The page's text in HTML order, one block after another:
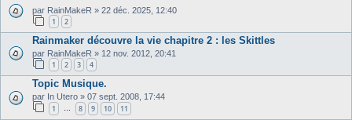
par RainMakeR » 22 déc. 2025, 12:40
1 2
Rainmaker découvre la vie chapitre 2 : les Skittles
par RainMakeR » 12 nov. 2012, 20:41
1 2 3 4
Topic Musique.
par In Utero » 07 sept. 2008, 17:44
1 … 8 9 10 11